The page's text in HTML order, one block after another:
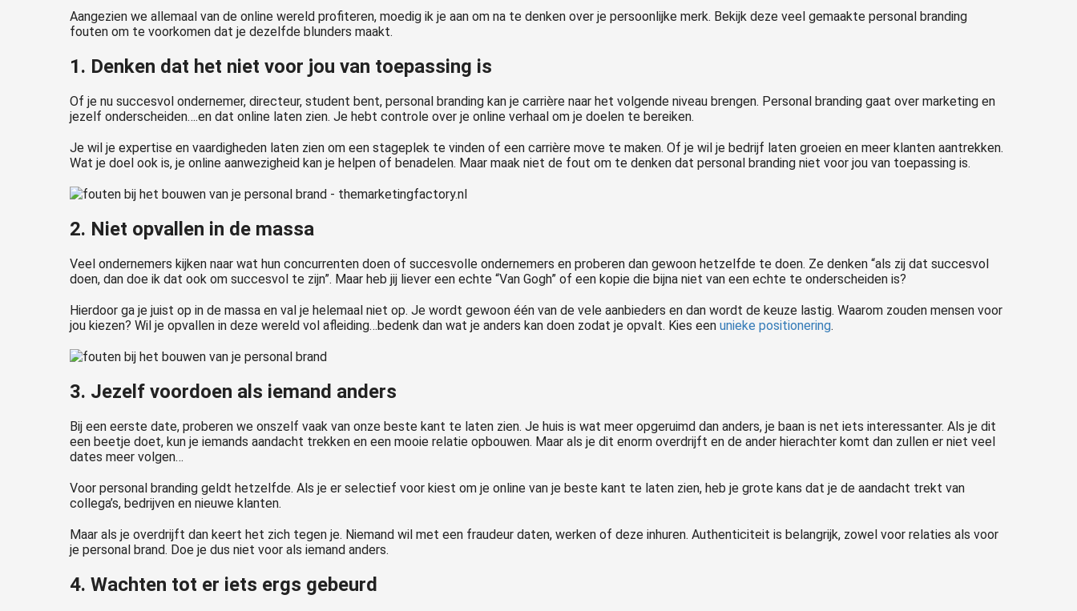
Aangezien we allemaal van de online wereld profiteren, moedig ik je aan om na te denken over je persoonlijke merk. Bekijk deze veel gemaakte personal branding
fouten om te voorkomen dat je dezelfde blunders maakt.
1. Denken dat het niet voor jou van toepassing is
Of je nu succesvol ondernemer, directeur, student bent, personal branding kan je carrière naar het volgende niveau brengen. Personal branding gaat over marketing en
jezelf onderscheiden….en dat online laten zien. Je hebt controle over je online verhaal om je doelen te bereiken.
Je wil je expertise en vaardigheden laten zien om een stageplek te vinden of een carrière move te maken. Of je wil je bedrijf laten groeien en meer klanten aantrekken.
Wat je doel ook is, je online aanwezigheid kan je helpen of benadelen. Maar maak niet de fout om te denken dat personal branding niet voor jou van toepassing is.
2. Niet opvallen in de massa
Veel ondernemers kijken naar wat hun concurrenten doen of succesvolle ondernemers en proberen dan gewoon hetzelfde te doen. Ze denken “als zij dat succesvol
doen, dan doe ik dat ook om succesvol te zijn”. Maar heb jij liever een echte “Van Gogh” of een kopie die bijna niet van een echte te onderscheiden is?
Hierdoor ga je juist op in de massa en val je helemaal niet op. Je wordt gewoon één van de vele aanbieders en dan wordt de keuze lastig. Waarom zouden mensen voor
jou kiezen? Wil je opvallen in deze wereld vol afleiding…bedenk dan wat je anders kan doen zodat je opvalt. Kies een unieke positionering.
3. Jezelf voordoen als iemand anders
Bij een eerste date, proberen we onszelf vaak van onze beste kant te laten zien. Je huis is wat meer opgeruimd dan anders, je baan is net iets interessanter. Als je dit
een beetje doet, kun je iemands aandacht trekken en een mooie relatie opbouwen. Maar als je dit enorm overdrijft en de ander hierachter komt dan zullen er niet veel
dates meer volgen…
Voor personal branding geldt hetzelfde. Als je er selectief voor kiest om je online van je beste kant te laten zien, heb je grote kans dat je de aandacht trekt van
collega’s, bedrijven en nieuwe klanten.
Maar als je overdrijft dan keert het zich tegen je. Niemand wil met een fraudeur daten, werken of deze inhuren. Authenticiteit is belangrijk, zowel voor relaties als voor
je personal brand. Doe je dus niet voor als iemand anders.
4. Wachten tot er iets ergs gebeurd